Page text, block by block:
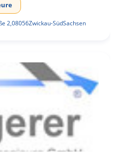
2,08056Zwickau-SüdSachsen